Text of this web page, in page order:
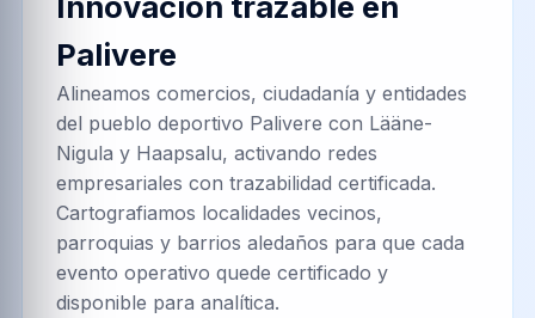
Palivere
Alineamos comercios, ciudadanía y entidades
del pueblo deportivo Palivere con Lääne-
Nigula y Haapsalu, activando redes
empresariales con trazabilidad certificada.
Cartografiamos localidades vecinos,
parroquias y barrios aledaños para que cada
evento operativo quede certificado y
disponible para analítica.